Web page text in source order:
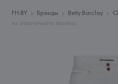
FH.BY Бренды Betty Barclay
из эластичного хлопка